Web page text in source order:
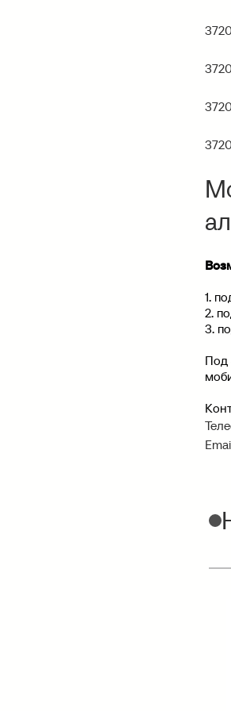
1.
2.
3.
Под